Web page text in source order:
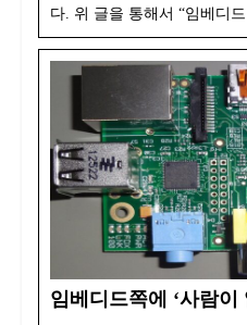
다. 위 글을 통해서 “임베디
임베디드쪽에 ‘사람이